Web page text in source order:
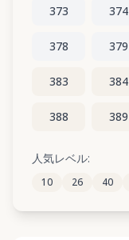
373 374
378 379
383 384
388 389
393
398 399
人気レベル:
10 26 40